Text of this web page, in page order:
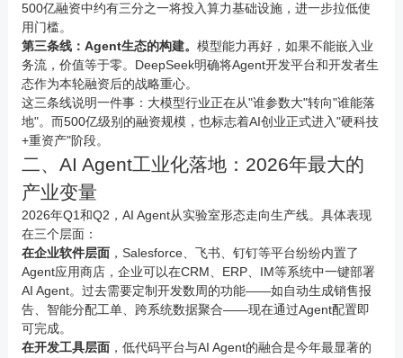
500亿融资中约有三分之一将投入算力基础设施，进一步拉低使
用门槛。
第三条线：Agent生态的构建。 模型能力再好，如果不能嵌入业
务流，价值等于零。DeepSeek明确将Agent开发平台和开发者生
态作为本轮融资后的战略重心。
这三条线说明一件事：大模型行业正在从"谁参数大"转向"谁能落
地"。而500亿级别的融资规模，也标志着AI创业正式进入"硬科技
+重资产"阶段。
二、AI Agent工业化落地：2026年最大的
产业变量
2026年Q1和Q2，AI Agent从实验室形态走向生产线。具体表现
在三个层面：
在企业软件层面，Salesforce、飞书、钉钉等平台纷纷内置了
Agent应用商店，企业可以在CRM、ERP、IM等系统中一键部署
AI Agent。过去需要定制开发数周的功能——如自动生成销售报
告、智能分配工单、跨系统数据聚合——现在通过Agent配置即
可完成。
在开发工具层面，低代码平台与AI Agent的融合是今年最显著的